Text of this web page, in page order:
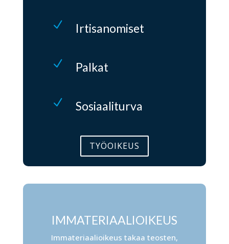
N Irtisanomiset
N Palkat
N Sosiaaliturva
TYÖOIKEUS
IMMATERIAALIOIKEUS
Immateriaalioikeus takaa teosten,